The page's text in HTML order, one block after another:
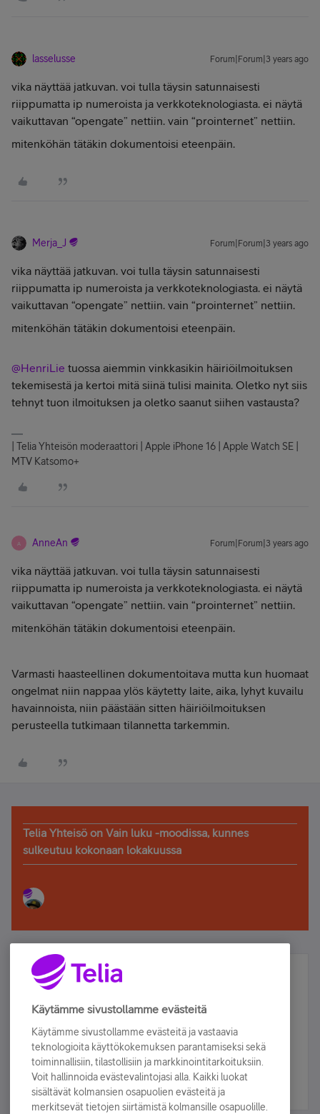
lasselusse Forum|Forum|3 years ago
vika näyttää jatkuvan. voi tulla täysin satunnaisesti
riippumatta ip numeroista ja verkkoteknologiasta. ei näytä
vaikuttavan “opengate” nettiin. vain “prointernet” nettiin.
mitenköhän tätäkin dokumentoisi eteenpäin.
Merja_J Forum|Forum|3 years ago
vika näyttää jatkuvan. voi tulla täysin satunnaisesti
riippumatta ip numeroista ja verkkoteknologiasta. ei näytä
vaikuttavan “opengate” nettiin. vain “prointernet” nettiin.
mitenköhän tätäkin dokumentoisi eteenpäin.
@HenriLie tuossa aiemmin vinkkasikin häiriöilmoituksen
tekemisestä ja kertoi mitä siinä tulisi mainita. Oletko nyt siis
tehnyt tuon ilmoituksen ja oletko saanut siihen vastausta?
| Telia Yhteisön moderaattori | Apple iPhone 16 | Apple Watch SE |
MTV Katsomo+
A AnneAn Forum|Forum|3 years ago
vika näyttää jatkuvan. voi tulla täysin satunnaisesti
riippumatta ip numeroista ja verkkoteknologiasta. ei näytä
vaikuttavan “opengate” nettiin. vain “prointernet” nettiin.
mitenköhän tätäkin dokumentoisi eteenpäin.
Varmasti haasteellinen dokumentoitava mutta kun huomaat
ongelmat niin nappaa ylös käytetty laite, aika, lyhyt kuvailu
havainnoista, niin päästään sitten häiriöilmoituksen
perusteella tutkimaan tilannetta tarkemmin.
Telia Yhteisö on Vain luku -moodissa, kunnes
sulkeutuu kokonaan lokakuussa
Älä jää paitsi – osallistu ja voita!
Tilaa Telian uutiskirje ja olet mukana arvonnassa.
sähköpostiisi.
Tilaa nyt
Käytämme sivustollamme evästeitä
Käytämme sivustollamme evästeitä ja vastaavia
teknologioita käyttökokemuksen parantamiseksi sekä
toiminnallisiin, tilastollisiin ja markkinointitarkoituksiin.
Voit hallinnoida evästevalintojasi alla. Kaikki luokat
sisältävät kolmansien osapuolien evästeitä ja
merkitsevät tietojen siirtämistä kolmansille osapuolille.